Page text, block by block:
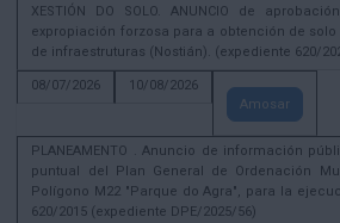
XESTIÓN DO SOLO. ANUNCIO de
expropiación forzosa para a obtención de
de infraestruturas (Nostián). (expediente 620/
08/07/2026
10/08/2026
Amosar
PLANEAMENTO . Anuncio de información
puntual del Plan General de Ordenación
Polígono M22 "Parque do Agra", para la
620/2015 (expediente DPE/2025/56)